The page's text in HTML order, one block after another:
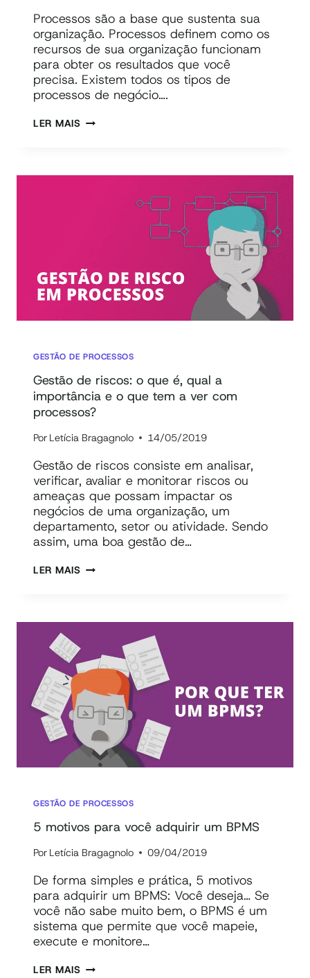
Processos são a base que sustenta sua
organização. Processos definem como os
recursos de sua organização funcionam
para obter os resultados que você
precisa. Existem todos os tipos de
processos de negócio….
LER MAISTUDO
MELHOR?
GESTÃO DE PROCESSOS
Gestão de riscos: o que é, qual a
importância e o que tem a ver com
processos?
Por Letícia Bragagnolo 14/05/2019
Gestão de riscos consiste em analisar,
verificar, avaliar e monitorar riscos ou
ameaças que possam impactar os
negócios de uma organização, um
departamento, setor ou atividade. Sendo
assim, uma boa gestão de…
LER MAISGESTÃO
É,
QUAL
A
IMPORTÂNCIA
E
O
QUE
TEM
A
COM
GESTÃO DE PROCESSOS
5 motivos para você adquirir um BPMS
Por Letícia Bragagnolo 09/04/2019
De forma simples e prática, 5 motivos
para adquirir um BPMS: Você deseja… Se
você não sabe muito bem, o BPMS é um
sistema que permite que você mapeie,
execute e monitore…
LER MAIS5